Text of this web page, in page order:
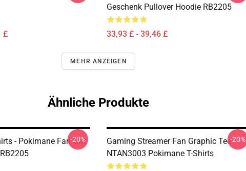
£
Geschenk Pullover Hoodie RB2205
33,93 £ - 39,46 £
MEHR ANZEIGEN
Ähnliche Produkte
- Pokimane Fan Gift
-20%
Gaming Streamer Fan Graphic Tee
NTAN3003 Pokimane T-Shirts
-20%